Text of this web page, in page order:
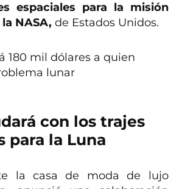
espaciales para la misión
NASA, de Estados Unidos.
con los trajes
para la Luna
la casa de moda de lujo